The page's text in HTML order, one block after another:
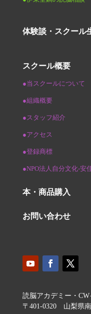
体験談・スクール
スクール概要
●当スクールについて
●組織概要
●スタッフ紹介
●アクセス
●登録商標
●NPO法人自分文化-安
本・商品購入
お問い合わせ
読脳アカデミー・
〒401-0320 山梨県